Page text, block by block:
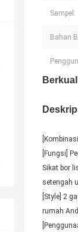
Sampel:
Bahan
[Fungsi]
Sikat bor
setengah
[Style] 2
rumah